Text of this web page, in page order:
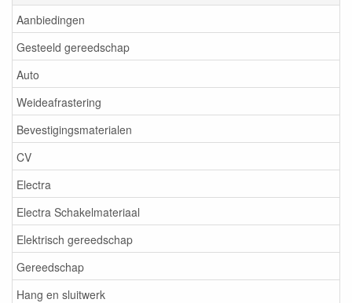
Aanbiedingen
Gesteeld gereedschap
Auto
Weideafrastering
Bevestigingsmaterialen
CV
Electra
Electra Schakelmateriaal
Elektrisch gereedschap
Gereedschap
Hang en sluitwerk